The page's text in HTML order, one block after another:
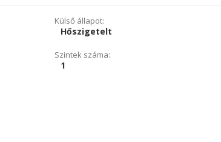
Külső állapot:
Hőszigetelt
Szintek száma:
1